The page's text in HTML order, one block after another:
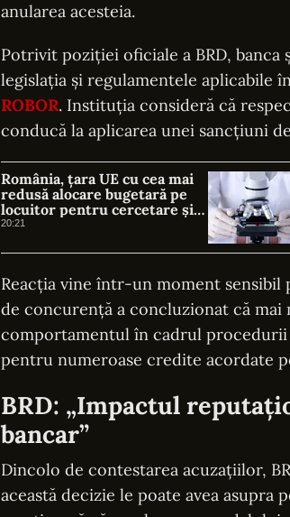
anularea acesteia.
Potrivit poziției oficiale a BRD,
legislația și regulamentele aplicabile
ROBOR. Instituția consideră că
conducă la aplicarea unei sancțiuni
România, țara UE cu cea mai
redusă alocare bugetară pe
locuitor pentru cercetare și
dezvoltare, în 2025
20:21
Reacția vine într-un moment
de concurență a concluzionat că
comportamentul în cadrul
pentru numeroase credite acordate
BRD: „Impactul
bancar”
Dincolo de contestarea acuzațiilor,
această decizie le poate avea